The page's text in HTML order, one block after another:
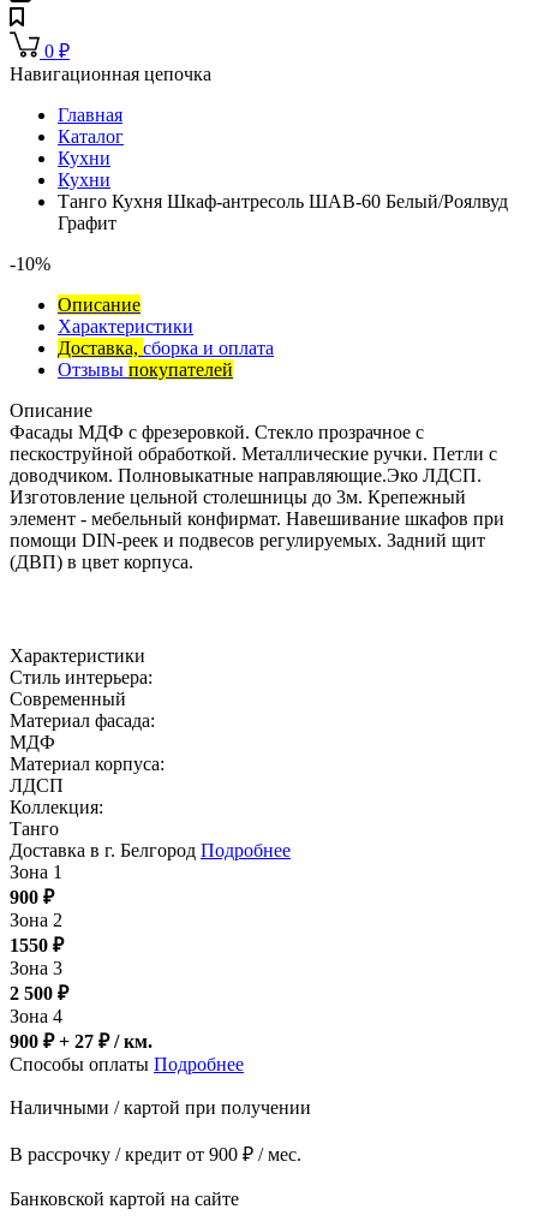
0 ₽
Навигационная цепочка
Главная
Каталог
Кухни
Кухни
Танго Кухня Шкаф-антресоль ШАВ-60 Белый/Роялвуд
Графит
-10%
Описание
Характеристики
Доставка, сборка и оплата
Отзывы покупателей
Описание
Фасады МДФ с фрезеровкой. Стекло прозрачное с
пескоструйной обработкой. Металлические ручки. Петли с
доводчиком. Полновыкатные направляющие.Эко ЛДСП.
Изготовление цельной столешницы до 3м. Крепежный
элемент - мебельный конфирмат. Навешивание шкафов при
помощи DIN-реек и подвесов регулируемых. Задний щит
(ДВП) в цвет корпуса.
Характеристики
Стиль интерьера:
Современный
Материал фасада:
МДФ
Материал корпуса:
ЛДСП
Коллекция:
Танго
Доставка в г. Белгород Подробнее
Зона 1
900 ₽
Зона 2
1550 ₽
Зона 3
2 500 ₽
Зона 4
900 ₽ + 27 ₽/ км.
Способы оплаты Подробнее
Наличными / картой при получении
В рассрочку / кредит от 900 ₽ / мес.
Банковской картой на сайте